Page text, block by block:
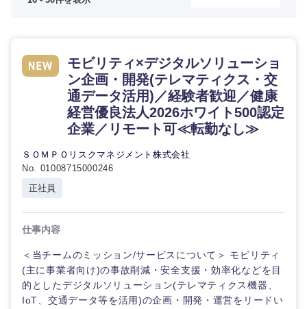
モビリティ×デジタルソリューショ
ン企画・開発(テレマティクス・交
通データ活用)／経験者歓迎／健康
経営優良法人2026ホワイト500認定
企業／リモート可≪転勤なし≫
ＳＯＭＰＯリスクマネジメント株式会社
No. 01008715000246
正社員
仕事内容
＜当チームのミッション/サービスについて＞ モビリティ
(主に事業者向け)の事故削減・安全支援・効率化などを目
的としたデジタルソリューション(テレマティクス機器、
IoT、交通データ等を活用)の企画・開発・運営をリードい